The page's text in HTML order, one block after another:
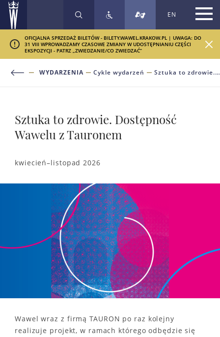
SZUKAJ EN
OFICJALNA SPRZEDAŻ BILETÓW - BILETY.WAWEL.KRAKOW.PL | UWAGA: DO
31 VIII WPROWADZAMY CZASOWE ZMIANY W UDOSTĘPNIANIU CZĘŚCI
EKSPOZYCJI - PATRZ „ZWIEDZANIE/CO ZWIEDZAĆ”
WYDARZENIA Cykle wydarzeń Sztuka to zdrowie. Dostępność Wawelu z Tauronem
Sztuka to zdrowie. Dostępność
Wawelu z Tauronem
kwiecień–listopad 2026
Wawel wraz z firmą TAURON po raz kolejny
realizuje projekt, w ramach którego odbędzie się